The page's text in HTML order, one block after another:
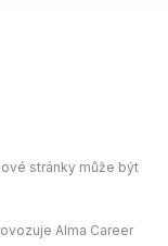
stránky může být
Alma Career